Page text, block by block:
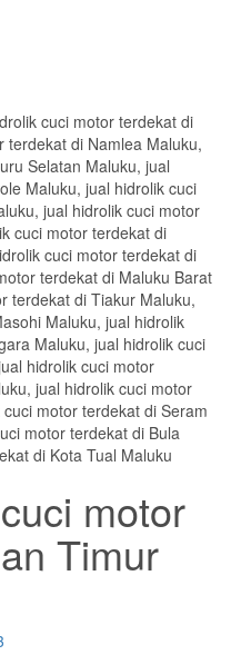
motor
Timur